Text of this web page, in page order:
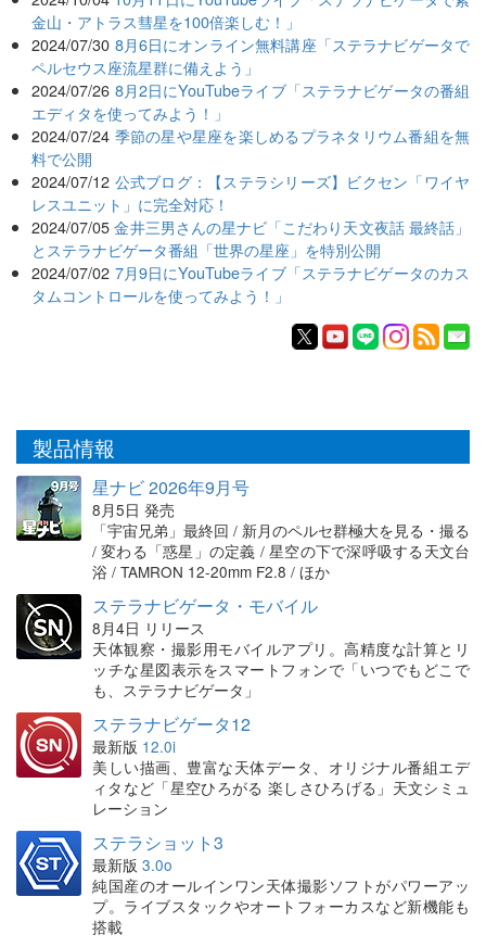
金山・アトラス彗星を100倍楽しむ！」
2024/07/30 8月6日にオンライン無料講座「ステラナビゲータで
ペルセウス座流星群に備えよう」
2024/07/26 8月2日にYouTubeライブ「ステラナビゲータの番組
エディタを使ってみよう！」
2024/07/24 季節の星や星座を楽しめるプラネタリウム番組を無
料で公開
2024/07/12 公式ブログ：【ステラシリーズ】ビクセン「ワイヤ
レスユニット」に完全対応！
2024/07/05 金井三男さんの星ナビ「こだわり天文夜話 最終話」
とステラナビゲータ番組「世界の星座」を特別公開
2024/07/02 7月9日にYouTubeライブ「ステラナビゲータのカス
タムコントロールを使ってみよう！」
製品情報
星ナビ 2026年9月号
8月5日 発売
「宇宙兄弟」最終回 / 新月のペルセ群極大を見る・撮る
/ 変わる「惑星」の定義 / 星空の下で深呼吸する天文台
浴 / TAMRON 12-20mm F2.8 / ほか
ステラナビゲータ・モバイル
8月4日 リリース
天体観察・撮影用モバイルアプリ。高精度な計算とリ
ッチな星図表示をスマートフォンで「いつでもどこで
も、ステラナビゲータ」
ステラナビゲータ12
最新版 12.0i
美しい描画、豊富な天体データ、オリジナル番組エデ
ィタなど「星空ひろがる 楽しさひろげる」天文シミュ
レーション
ステラショット3
最新版 3.0o
純国産のオールインワン天体撮影ソフトがパワーアッ
プ。ライブスタックやオートフォーカスなど新機能も
搭載